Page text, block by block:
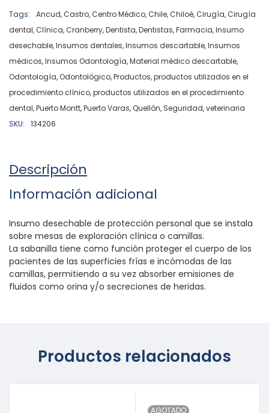
Tags: Ancud,Castro,Centro Médico,Chile,Chiloé,Cirugía,Cirugía
dental,Clínica,Cranberry,Dentista,Dentistas,Farmacia,Insumo
desechable,Insumos dentales,Insumos descartable,Insumos
médicos,Insumos Odontología,Material médico descartable,
Odontología,Odontológico,Productos,productos utilizados en el
procedimiento clínico,productos utilizados en el procedimiento
dental,Puerto Montt,Puerto Varas,Quellón, Seguridad,veterinaria
SKU:
134206
Descripción
Información adicional
Insumo desechable de protección personal que se instala
sobre mesas de exploración clínica o camillas.
La sabanilla tiene como función proteger el cuerpo de los
pacientes de las superficies frías e incómodas de las
camillas, permitiendo a su vez absorber emisiones de
fluidos como orina y/o secreciones de heridas.
Productos relacionados
AGOTADO